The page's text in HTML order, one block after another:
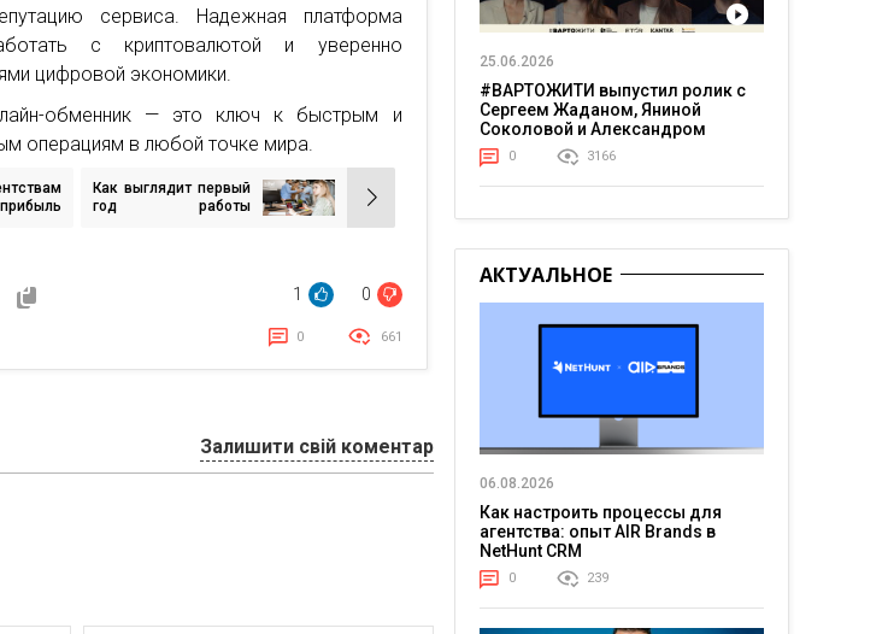
сервиса. Надежная платформа
с криптовалютой и уверенно
цифровой экономики.
обменник — это ключ к быстрым и
операциям в любой точке мира.
Как выглядит первый
год работы
1 0
0 661
Залишити свій коментар
25.06.2026
#ВАРТОЖИТИ выпустил ролик с
Сергеем Жаданом, Яниной
Соколовой и Александром
Тереном о жизни в постоянном
напряжении
0 3166
АКТУАЛЬНОЕ
06.08.2026
Как настроить процессы для
агентства: опыт AIR Brands в
NetHunt CRM
0 239